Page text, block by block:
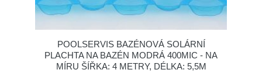
POOLSERVIS BAZÉNOVÁ SOLÁRNÍ
PLACHTA NA BAZÉN MODRÁ 400MIC - NA
MÍRU ŠÍŘKA: 4 METRY, DÉLKA: 5,5M